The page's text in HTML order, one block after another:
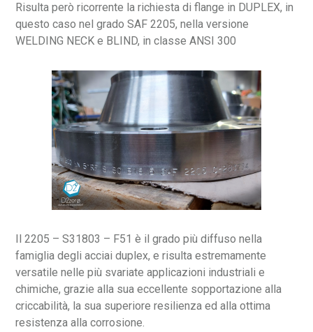
Risulta però ricorrente la richiesta di flange in DUPLEX, in
questo caso nel grado SAF 2205, nella versione
WELDING NECK e BLIND, in classe ANSI 300
Il 2205 – S31803 – F51 è il grado più diffuso nella
famiglia degli acciai duplex, e risulta estremamente
versatile nelle più svariate applicazioni industriali e
chimiche, grazie alla sua eccellente sopportazione alla
criccabilità, la sua superiore resilienza ed alla ottima
resistenza alla corrosione.